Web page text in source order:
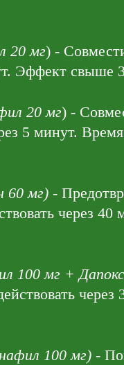
20 мг) -
Эффект свыше
20 мг) -
5 минут.
60 мг) -
через
100 мг +
100 мг) -